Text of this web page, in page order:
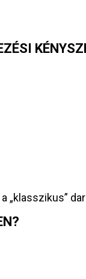
„klasszikus”